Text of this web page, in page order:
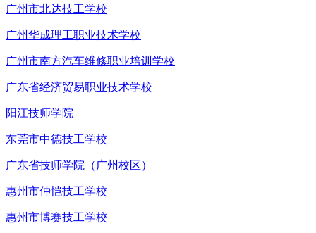
广州市北达技工学校
广州华成理工职业技术学校
广州市南方汽车维修职业培训学校
广东省经济贸易职业技术学校
阳江技师学院
东莞市中德技工学校
广东省技师学院（广州校区）
惠州市仲恺技工学校
惠州市博赛技工学校